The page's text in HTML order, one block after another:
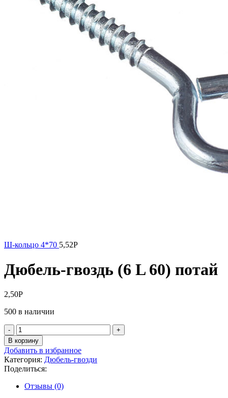
Ш-кольцо 4*70 5,52Р
Дюбель-гвоздь (6 L 60) потай
2,50Р
500 в наличии
Количество
товара
Дюбель-
гвоздь
(6
L
60)
потай
В корзину
Добавить в избранное
Категория: Дюбель-гвозди
Поделиться:
Отзывы (0)